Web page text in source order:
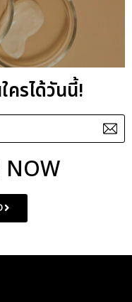
Wheat Germ Oil
ครได้วันนี้!
NOW